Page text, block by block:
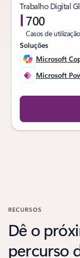
Trabalho Digital
700
Casos de
Soluções
Microsoft
Microsoft
RECURSOS
Dê o
percurso